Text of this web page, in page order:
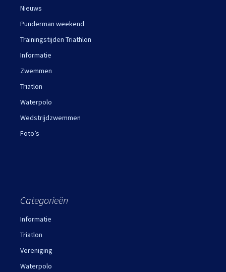
Nieuws
Punderman weekend
Trainingstijden Triathlon
Informatie
Zwemmen
Triatlon
Waterpolo
Wedstrijdzwemmen
Foto’s
Categorieën
Informatie
Triatlon
Vereniging
Waterpolo